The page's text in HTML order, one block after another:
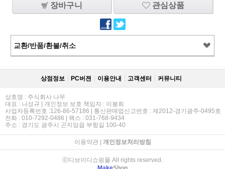
장바구니 관심상품
교환/반품/환불/취소
상점정보 PC버젼 이용안내 고객센터 커뮤니티
상호명 : 주식회사 나무
대표 : 나성규 | 개인정보 보호 책임자 : 이봉희
사업자등록번호 :126-86-57186 | 통신판매업신고번호 : 제2012-경기광주-0495호
전화 : 010-7292-0486 | 팩스 : 031-768-9434
주소 : 경기도 광주시 곤지암읍 부항길 100-40
이용약관| 개인정보처리방침
ⓒ디브이디쇼핑몰 All rights reserved.